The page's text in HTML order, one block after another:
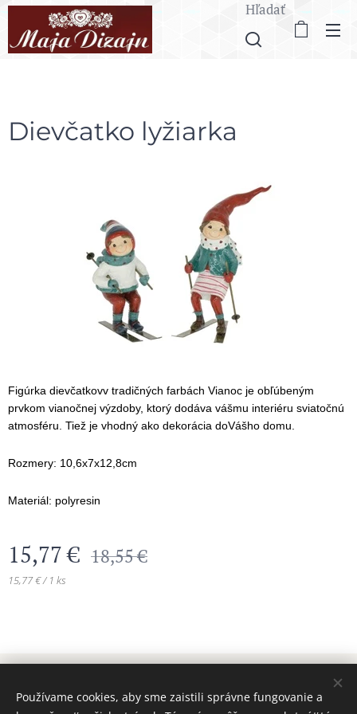
Hľadať
Dievčatko lyžiarka
Figúrka dievčatkovv tradičných farbách Vianoc je obľúbeným
prvkom vianočnej výzdoby, ktorý dodáva vášmu interiéru sviatočnú
atmosféru. Tiež je vhodný ako dekorácia doVášho domu.
Rozmery: 10,6x7x12,8cm
Materiál: polyresin
15,77€ 18,55€
15,77 € / 1 ks
www.majadizajn.eu
Cookies
Používame cookies, aby sme zaistili správne fungovanie a